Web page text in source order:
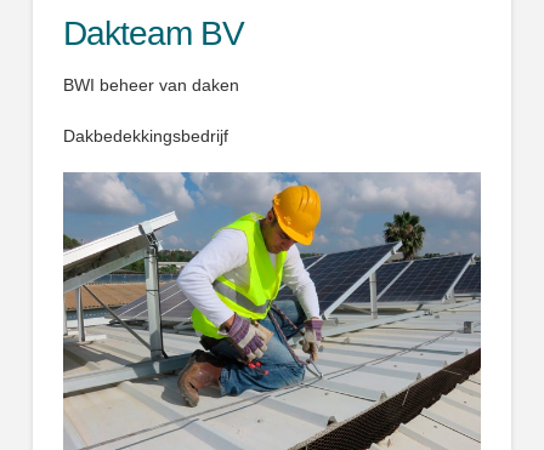
Dakteam BV
BWI beheer van daken
Dakbedekkingsbedrijf